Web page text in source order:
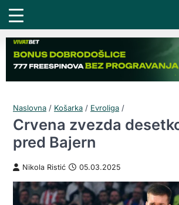
Naslovna / Košarka / Evroliga /
Crvena zvezda
pred Bajern
Nikola Ristić 05.03.2025